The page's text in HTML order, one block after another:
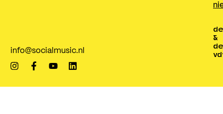
info@socialmusic.nl
&